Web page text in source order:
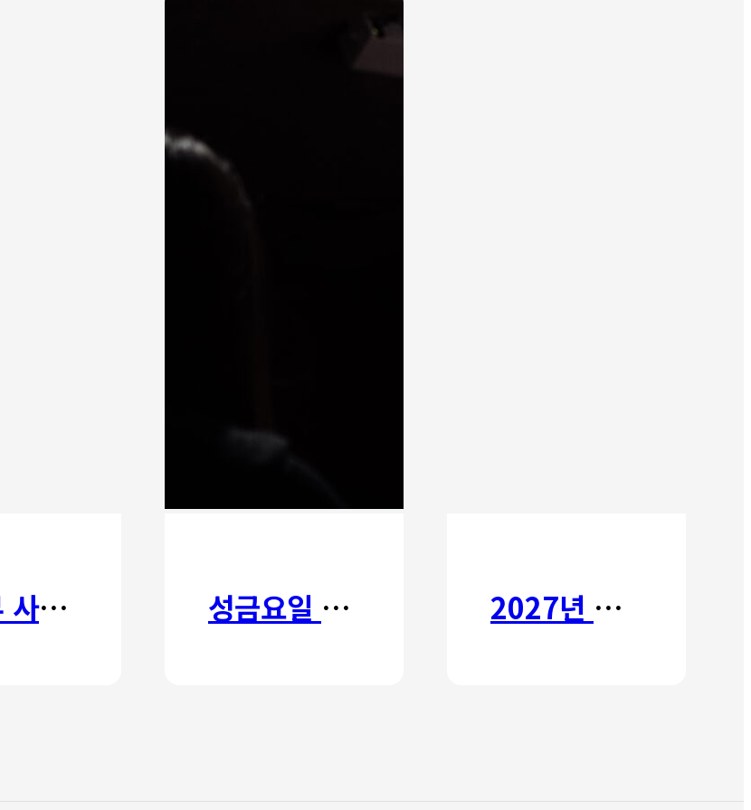
사랑부 사랑주일 성금요일 칸타타 2027년 갈보리 어학원 유치부 신입생 모집